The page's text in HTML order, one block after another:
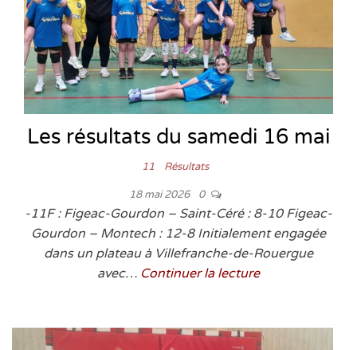
Les résultats du samedi 16 mai
11 Résultats
18 mai 2026 0
-11F : Figeac-Gourdon – Saint-Céré : 8-10 Figeac-
Gourdon – Montech : 12-8 Initialement engagée
dans un plateau à Villefranche-de-Rouergue
avec… Continuer la lecture